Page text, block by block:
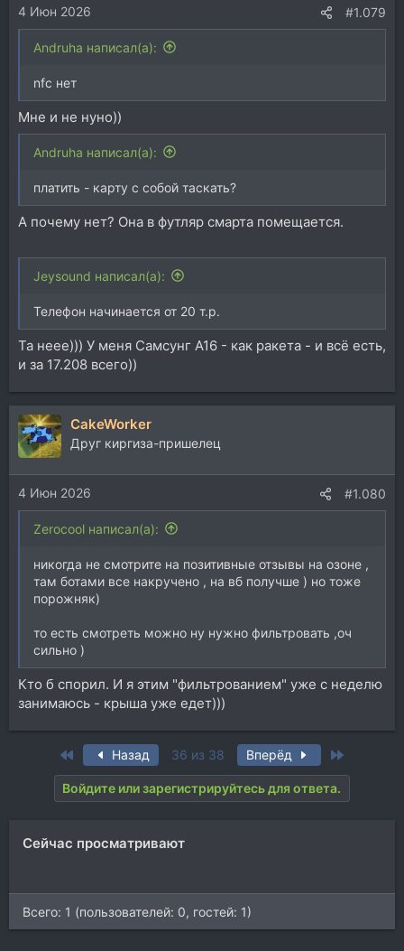
4 Июн 2026 #1.079
Andruha написал(а):
nfc нет
Мне и не нуно))
Andruha написал(а):
платить - карту с собой таскать?
А почему нет? Она в футляр смарта помещается.
Jeysound написал(а):
Телефон начинается от 20 т.р.
Та неее))) У меня Самсунг А16 - как ракета - и всё есть,
и за 17.208 всего))
CakeWorker
Друг киргиза-пришелец
4 Июн 2026 #1.080
Zerocool написал(а):
никогда не смотрите на позитивные отзывы на озоне ,
там ботами все накручено , на вб получше ) но тоже
порожняк)
то есть смотреть можно ну нужно фильтровать ,оч
сильно )
Кто б спорил. И я этим "фильтрованием" уже с неделю
занимаюсь - крыша уже едет)))
First Назад 36 из 38 Вперёд
Войдите или зарегистрируйтесь для ответа.
Сейчас просматривают
Всего: 1 (пользователей: 0, гостей: 1)